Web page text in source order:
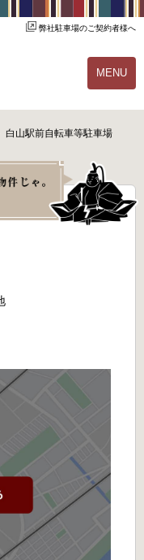
弊社駐車場のご契約者様へ
MENU
ご契約の流れ
駐輪場オーナー様へ
白山駅前自転車等駐車場